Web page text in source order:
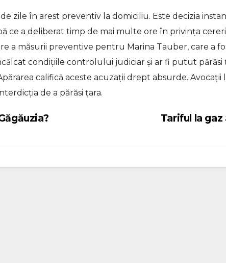
zile în arest preventiv la domiciliu. Este decizia
ce a deliberat timp de mai multe ore în privința
a măsurii preventive pentru Marina Tauber, care a
condițiile controlului judiciar și ar fi putut părăsi
califică aceste acuzații drept absurde.
de a părăsi țara.
Tariful la